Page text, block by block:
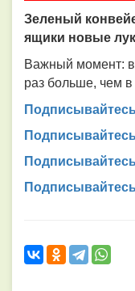
Зеленый
ящики новые
Важный момент:
раз больше, чем в